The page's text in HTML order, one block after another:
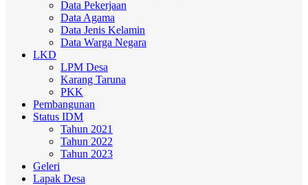
Data Pekerjaan
Data Agama
Data Jenis Kelamin
Data Warga Negara
LKD
LPM Desa
Karang Taruna
PKK
Pembangunan
Status IDM
Tahun 2021
Tahun 2022
Tahun 2023
Geleri
Lapak Desa